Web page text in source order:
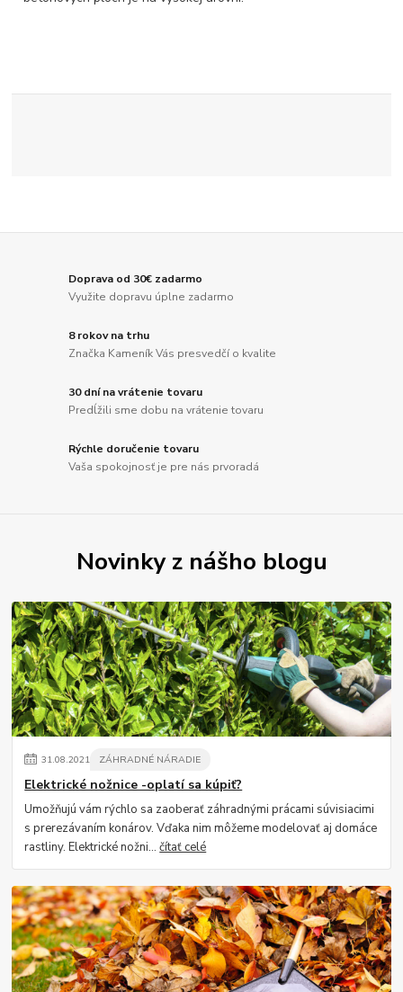
Doprava od 30€ zadarmo
Využite dopravu úplne zadarmo
8 rokov na trhu
Značka Kameník Vás presvedčí o kvalite
30 dní na vrátenie tovaru
Predĺžili sme dobu na vrátenie tovaru
Rýchle doručenie tovaru
Vaša spokojnosť je pre nás prvoradá
Novinky z nášho blogu
31.08.2021 ZÁHRADNÉ NÁRADIE
Elektrické nožnice -oplatí sa kúpiť?
Umožňujú vám rýchlo sa zaoberať záhradnými prácami súvisiacimi
s prerezávaním konárov. Vďaka nim môžeme modelovať aj domáce
rastliny. Elektrické nožni...čítať celé